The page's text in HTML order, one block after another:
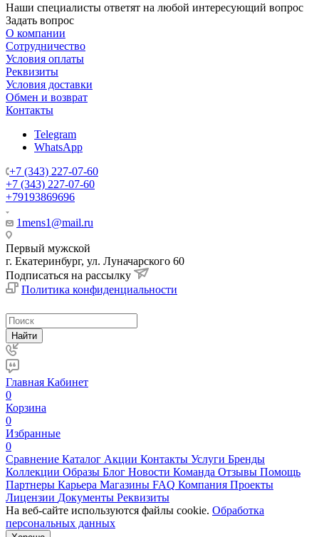
Наши специалисты ответят на любой интересующий вопрос
Задать вопрос
О компании
Сотрудничество
Условия оплаты
Реквизиты
Условия доставки
Обмен и возврат
Контакты
Telegram
WhatsApp
+7 (343) 227-07-60
+7 (343) 227-07-60
+79193869696
1mens1@mail.ru
Первый мужской
г. Екатеринбург, ул. Луначарского 60
Подписаться на рассылку
Политика конфиденциальности
Найти
Главная Кабинет
0
Корзина
0
Избранные
0
Сравнение Каталог Акции Контакты Услуги Бренды
Коллекции Образы Блог Новости Команда Отзывы Помощь
Партнеры Карьера Магазины FAQ Компания Проекты
Лицензии Документы Реквизиты
На веб-сайте используются файлы cookie. Обработка
персональных данных